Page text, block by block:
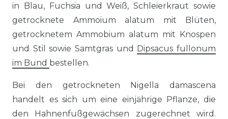
in Blau, Fuchsia und Weiß, Schleierkraut sowie
getrocknete Ammoium alatum mit Blüten,
getrocknetem Ammobium alatum mit Knospen
und Stil sowie Samtgras und Dipsacus fullonum
im Bund bestellen.
Bei den getrockneten Nigella damascena
handelt es sich um eine einjährige Pflanze, die
den Hahnenfußgewächsen zugerechnet wird.